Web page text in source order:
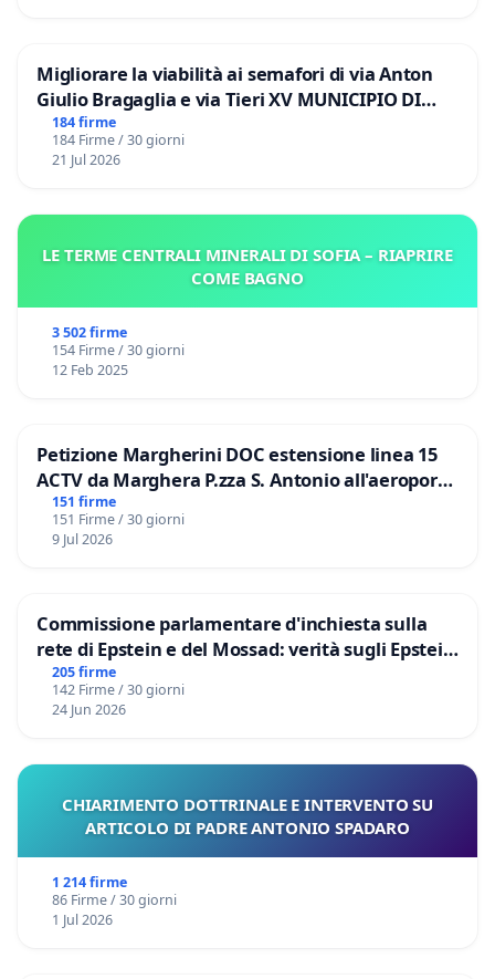
Migliorare la viabilità ai semafori di via Anton
Giulio Bragaglia e via Tieri XV MUNICIPIO DI
ROMA
184 firme
184 Firme / 30 giorni
21 Jul 2026
LE TERME CENTRALI MINERALI DI SOFIA – RIAPRIRE
COME BAGNO
3 502 firme
154 Firme / 30 giorni
12 Feb 2025
Petizione Margherini DOC estensione linea 15
ACTV da Marghera P.zza S. Antonio all'aeroporto
Marco Polo tariffa a € 1,50
151 firme
151 Firme / 30 giorni
9 Jul 2026
Commissione parlamentare d'inchiesta sulla
rete di Epstein e del Mossad: verità sugli Epstein
Files
205 firme
142 Firme / 30 giorni
24 Jun 2026
CHIARIMENTO DOTTRINALE E INTERVENTO SU
ARTICOLO DI PADRE ANTONIO SPADARO
1 214 firme
86 Firme / 30 giorni
1 Jul 2026